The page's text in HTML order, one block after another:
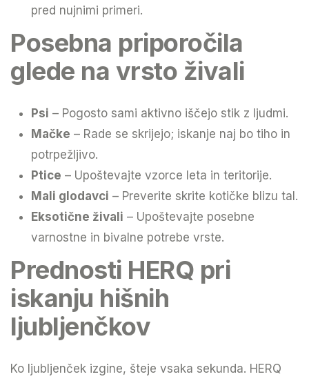
pred nujnimi primeri.
Posebna priporočila
glede na vrsto živali
Psi – Pogosto sami aktivno iščejo stik z ljudmi.
Mačke – Rade se skrijejo; iskanje naj bo tiho in
potrpežljivo.
Ptice – Upoštevajte vzorce leta in teritorije.
Mali glodavci – Preverite skrite kotičke blizu tal.
Eksotične živali – Upoštevajte posebne
varnostne in bivalne potrebe vrste.
Prednosti HERQ pri
iskanju hišnih
ljubljenčkov
Ko ljubljenček izgine, šteje vsaka sekunda. HERQ